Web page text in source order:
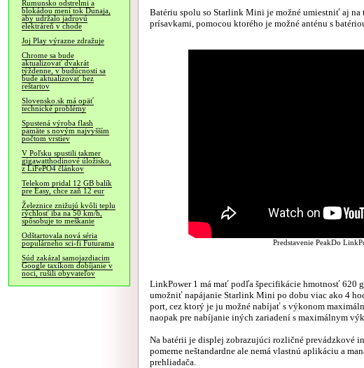
Rumunsko odstrelmi a
blokádou mení tok Dunaja,
aby udržalo jadrovú
elektráreň v chode
Joj Play výrazne zdražuje
Chrome sa bude
aktualizovať dvakrát
týždenne, v budúcnosti sa
bude aktualizovať bez
reštartov
Slovensko.sk má opäť
technické problémy
Spustená výroba flash
pamäte s novým najvyšším
počtom vrstiev
V Poľsku spustili takmer
gigawatthodinové úložisko,
z LiFePO4 článkov
Telekom pridal 12 GB balík
pre Easy, chce zaň 12 eur
Železnice znižujú kvôli teplu
rýchlosť iba na 50 km/h,
spôsobuje to meškanie
Odštartovala nová séria
populárneho sci-fi Futurama
Súd zakázal samojazdiacim
Google taxíkom dobíjanie v
noci, rušili obyvateľov
Batériu spolu so Starlink Mini je možné umiestniť aj
prísavkami, pomocou ktorého je možné anténu s
Predstavenie PeakDo
LinkPower 1 má mať podľa špecifikácie hmotnosť 620
umožniť napájanie Starlink Mini po dobu viac ako 4
port, cez ktorý je ju možné nabíjať s výkonom
naopak pre nabíjanie iných zariadení s maximálnym
Na batérii je displej zobrazujúci rozličné prevádzkové
pomerne neštandardne ale nemá vlastnú aplikáciu a
prehliadača.